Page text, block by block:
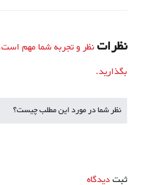
نظراتنظر و تجربه شما مهم
بگذارید.
نظر شما در مورد این مطلب چیست؟
ثبتدیدگاه